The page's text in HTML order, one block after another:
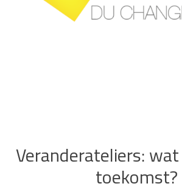
Veranderateliers:
toekomst?